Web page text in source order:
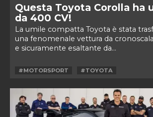
Questa Toyota Corolla ha
da 400 CV!
La umile compatta Toyota è stata
una fenomenale vettura da
e sicuramente esaltante da...
#MOTORSPORT #TOYOTA